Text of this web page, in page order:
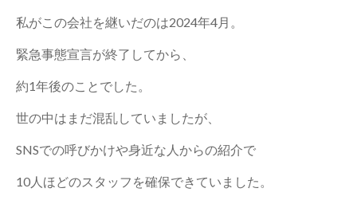
私がこの会社を継いだのは2024年4月。
緊急事態宣言が終了してから、
約1年後のことでした。
世の中はまだ混乱していましたが、
SNSでの呼びかけや身近な人からの紹介で
10人ほどのスタッフを確保できていました。